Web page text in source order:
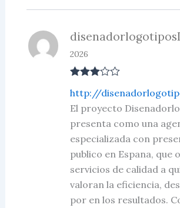
out of 5
2026
http://
El proyecto
presenta como una
especializada con
publico en Espana, que
servicios de calidad a
valoran la eficiencia,
por en los resultados.